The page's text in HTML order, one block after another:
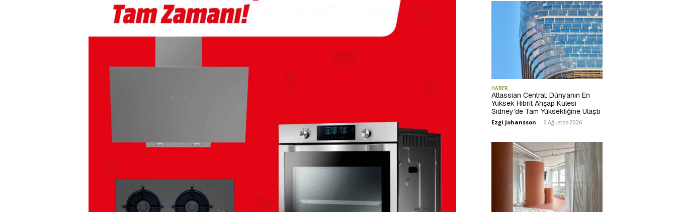
HABER
Atlassian Central: Dünyanın En
Yüksek Hibrit Ahşap Kulesi
Sidney’de Tam Yüksekliğine Ulaştı
Ezgi Johansson - 6 Ağustos 2026